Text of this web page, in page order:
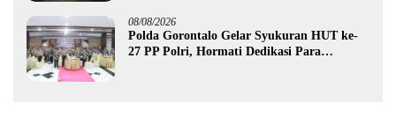
08/08/2026
Polda Gorontalo Gelar Syukuran HUT ke-
27 PP Polri, Hormati Dedikasi Para